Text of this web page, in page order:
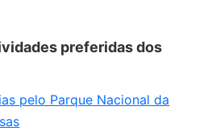
preferidas dos
pelo Parque Nacional da